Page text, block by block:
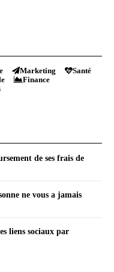
Marketing
Santé
Finance
de ses frais de
ne vous a jamais
liens sociaux par